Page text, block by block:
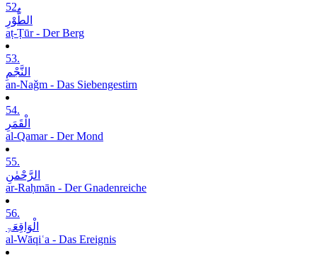
52.
الطُّوْرِ
aṭ-Ṭūr - Der Berg
53.
النَّجْمِ
an-Naǧm - Das Siebengestirn
54.
الْقَمَرِ
al-Qamar - Der Mond
55.
الرَّحْمٰنِ
ar-Raḥmān - Der Gnadenreiche
56.
الْوَاقِعَۃِ
al-Wāqiʿa - Das Ereignis